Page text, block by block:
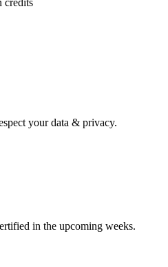
your data & privacy.
in the upcoming weeks.